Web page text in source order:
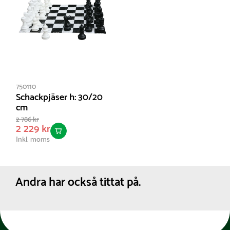
750110
Schackpjäser h: 30/20
cm
2 786 kr
2 229 kr
Inkl. moms
Andra har också tittat på.